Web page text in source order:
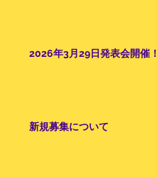
2026年3月29日発表会開催！
新規募集について